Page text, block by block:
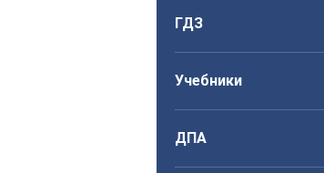
ГДЗ
Учебники
ДПА